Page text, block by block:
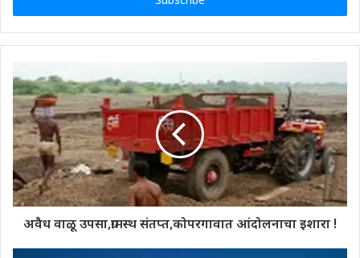
अवैध वाळू उपसा,ग्रामस्थ संतप्त,कोपरगावात आंदोलनाचा इशारा !